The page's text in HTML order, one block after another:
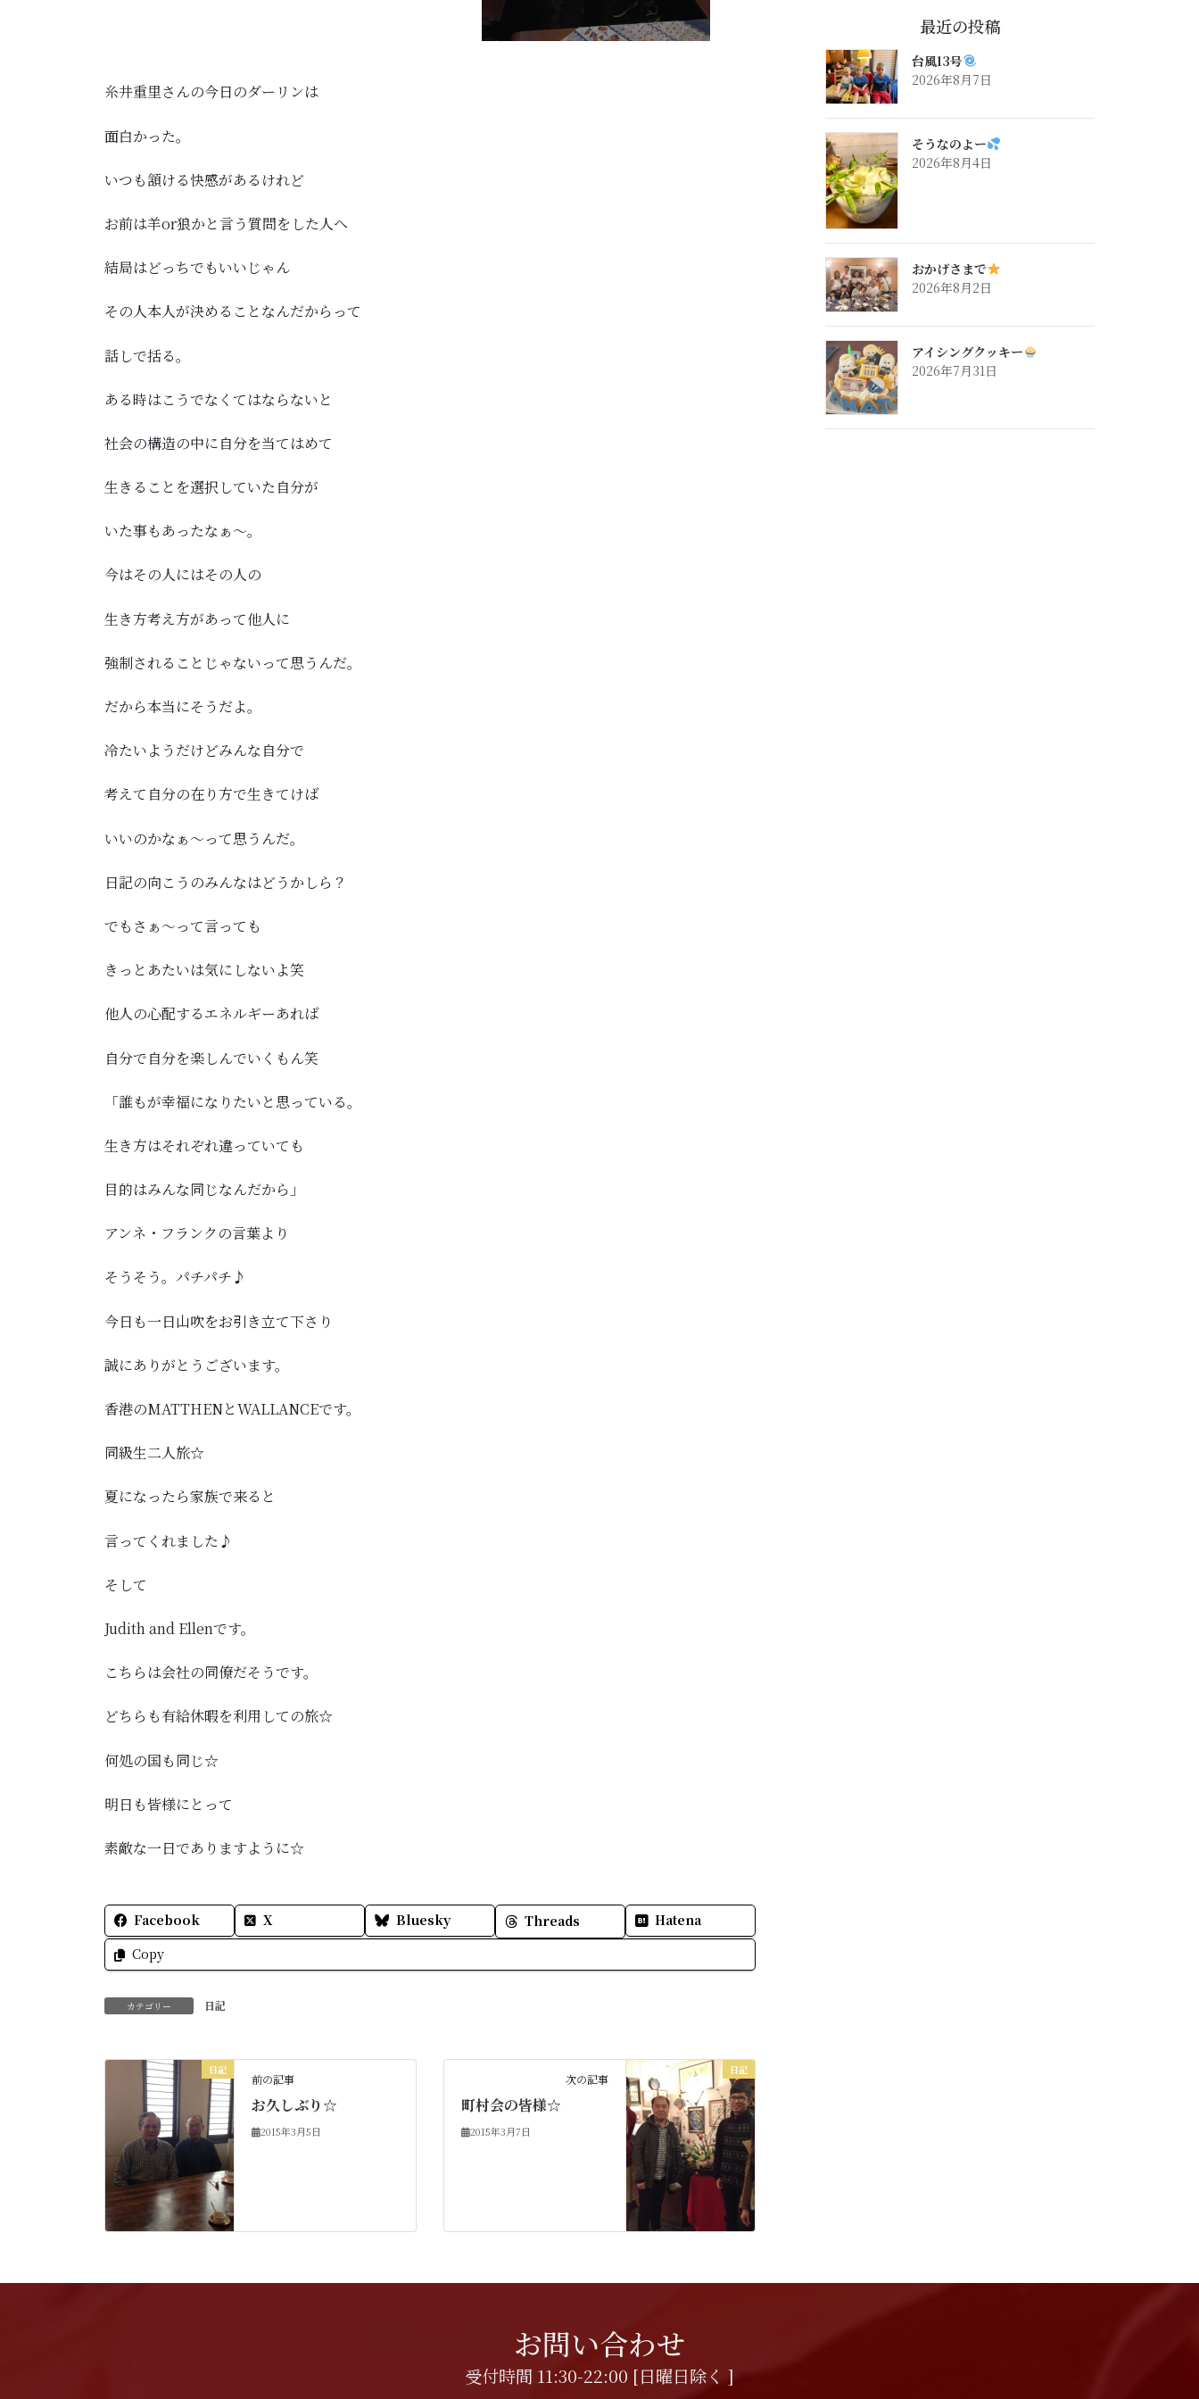
糸井重里さんの今日のダーリンは
面白かった。
いつも頷ける快感があるけれど
お前は羊or狼かと言う質問をした人へ
結局はどっちでもいいじゃん
その人本人が決めることなんだからって
話しで括る。
ある時はこうでなくてはならないと
社会の構造の中に自分を当てはめて
生きることを選択していた自分が
いた事もあったなぁ～。
今はその人にはその人の
生き方考え方があって他人に
強制されることじゃないって思うんだ。
だから本当にそうだよ。
冷たいようだけどみんな自分で
考えて自分の在り方で生きてけば
いいのかなぁ～って思うんだ。
日記の向こうのみんなはどうかしら？
でもさぁ～って言っても
きっとあたいは気にしないよ笑
他人の心配するエネルギーあれば
自分で自分を楽しんでいくもん笑
「誰もが幸福になりたいと思っている。
生き方はそれぞれ違っていても
目的はみんな同じなんだから」
アンネ・フランクの言葉より
そうそう。パチパチ♪
今日も一日山吹をお引き立て下さり
誠にありがとうございます。
香港のMATTHENとWALLANCEです。
同級生二人旅☆
夏になったら家族で来ると
言ってくれました♪
そして
Judith and Ellenです。
こちらは会社の同僚だそうです。
どちらも有給休暇を利用しての旅☆
何処の国も同じ☆
明日も皆様にとって
素敵な一日でありますように☆
Facebook X Bluesky Threads
Hatena
Copy
カテゴリー 日記
日記
前の記事
お久しぶり☆
2015年3月5日
日記
次の記事
町村会の皆様☆
2015年3月7日
最近の投稿
台風13号
2026年8月7日
そうなのよー
2026年8月4日
おかげさまで
2026年8月2日
アイシングクッキー
2026年7月31日
お問い合わせ
受付時間 11:30-22:00 [日曜日除く ]